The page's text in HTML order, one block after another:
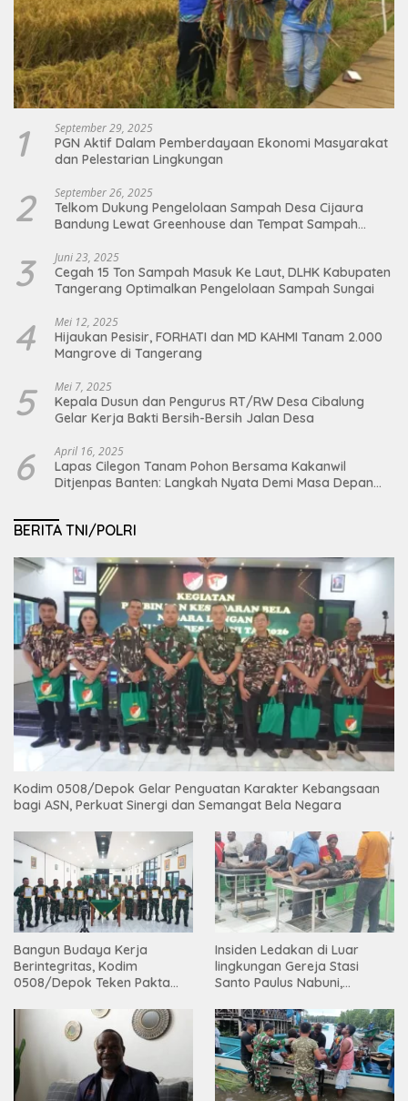
1 September 29, 2025
PGN Aktif Dalam Pemberdayaan Ekonomi Masyarakat
dan Pelestarian Lingkungan
2 September 26, 2025
Telkom Dukung Pengelolaan Sampah Desa Cijaura
Bandung Lewat Greenhouse dan Tempat Sampah
3 Juni 23, 2025
Cegah 15 Ton Sampah Masuk Ke Laut, DLHK Kabupaten
Tangerang Optimalkan Pengelolaan Sampah Sungai
4 Mei 12, 2025
Hijaukan Pesisir, FORHATI dan MD KAHMI Tanam 2.000
Mangrove di Tangerang
5 Mei 7, 2025
Kepala Dusun dan Pengurus RT/RW Desa Cibalung
Gelar Kerja Bakti Bersih-Bersih Jalan Desa
6 April 16, 2025
Lapas Cilegon Tanam Pohon Bersama Kakanwil
Ditjenpas Banten: Langkah Nyata Demi Masa Depan
BERITA TNI/POLRI
Kodim 0508/Depok Gelar Penguatan Karakter Kebangsaan
bagi ASN, Perkuat Sinergi dan Semangat Bela Negara
Bangun Budaya Kerja
Berintegritas, Kodim
0508/Depok Teken Pakta
Insiden Ledakan di Luar
lingkungan Gereja Stasi
Santo Paulus Nabuni,